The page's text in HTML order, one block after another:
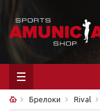
Брелоки Rival